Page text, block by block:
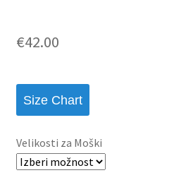
€42.00
Size Chart
Velikosti za Moški